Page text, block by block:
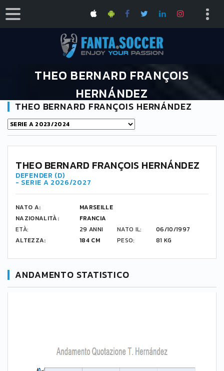
THEO BERNARD FRANÇOIS
HERNÁNDEZ
HOME THEO BERNARD FRANÇOIS HERNÁNDEZ
THEO BERNARD FRANÇOIS HERNÁNDEZ
THEO BERNARD FRANÇOIS HERNÁNDEZ
DEFENDER (D)
- SERIE A 2026/2027
NATO A:
MARSEILLE
NAZIONALITÀ:
FRANCIA
ETÀ:
29 ANNI NATO IL:
06/10/1997
ALTEZZA:
184 CM PESO: 81 KG
ANDAMENTO STATISTICO